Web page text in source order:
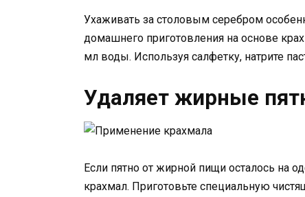
Ухаживать за столовым серебром
домашнего приготовления на основе
мл воды. Используя салфетку, натрите
Удаляет жирные
Если пятно от жирной пищи осталось на
крахмал. Приготовьте специальную